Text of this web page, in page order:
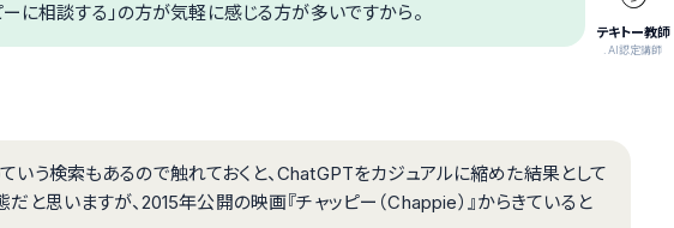
テキトー教師
.AI認定講師
ーに相談する」の方が気軽に感じる方が多いですから。
いう検索もあるので触れておくと、ChatGPTをカジュアルに縮めた結果として
と思いますが、2015年公開の映画『チャッピー（Chappie）』からきていると